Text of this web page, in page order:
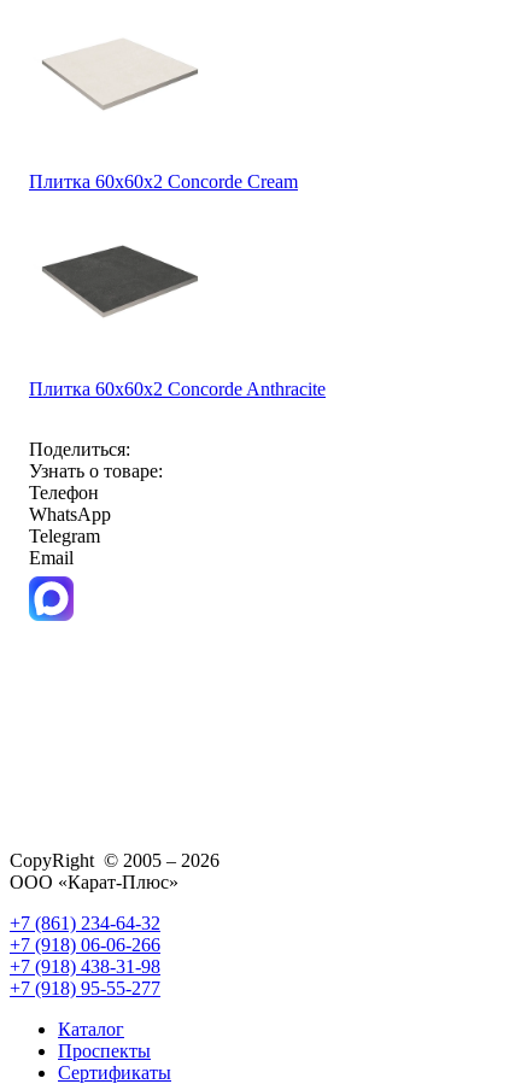
Плитка 60x60x2 Concorde Cream
Плитка 60x60x2 Concorde Anthracite
Поделиться:
Узнать о товаре:
Телефон
WhatsApp
Telegram
Email
CopyRight © 2005 – 2026
ООО «Карат-Плюс»
+7 (861) 234-64-32
+7 (918) 06-06-266
+7 (918) 438-31-98
+7 (918) 95-55-277
Каталог
Проспекты
Сертификаты